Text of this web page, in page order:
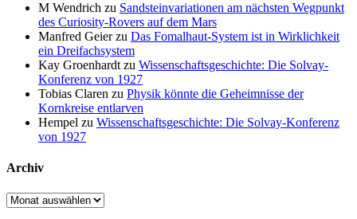
M Wendrich zu Sandsteinvariationen am nächsten Wegpunkt
des Curiosity-Rovers auf dem Mars
Manfred Geierzu Das Fomalhaut-System ist in Wirklichkeit
ein Dreifachsystem
Kay Groenhardt zu Wissenschaftsgeschichte: Die Solvay-
Konferenz von 1927
Tobias Claren zu Physik könnte die Geheimnisse der
Kornkreise entlarven
Hempel zu Wissenschaftsgeschichte: Die Solvay-Konferenz
von 1927
Archiv
Archiv